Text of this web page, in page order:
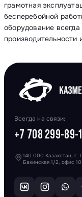
грамотная
бесперебойной
оборудование
производительности
Всегда на связи:
+7 708 299-89-
140 000 Казахстан, г.
Бакинская 1/2, офис